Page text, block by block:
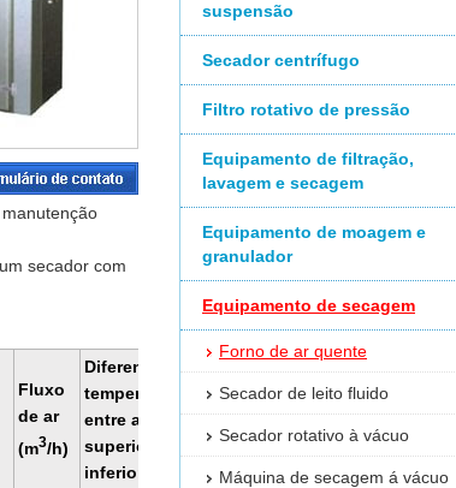
suspensão
Secador centrífugo
Filtro rotativo de pressão
Equipamento de filtração,
lavagem e secagem
Equipamento de moagem e
granulador
Equipamento de secagem
Forno de ar quente
Secador de leito fluido
Secador rotativo à vácuo
Máquina de secagem á vácuo
secador com
Fluxo
de ar
(m3/h)
Diferença de
temperatura
entre a parte
superior e
inferior (°C)
o
de
secagem
máquina (mm)